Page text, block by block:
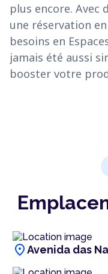
plus encore. Avec
une réservation
besoins en
jamais été aussi
booster votre
location_onAvenida das